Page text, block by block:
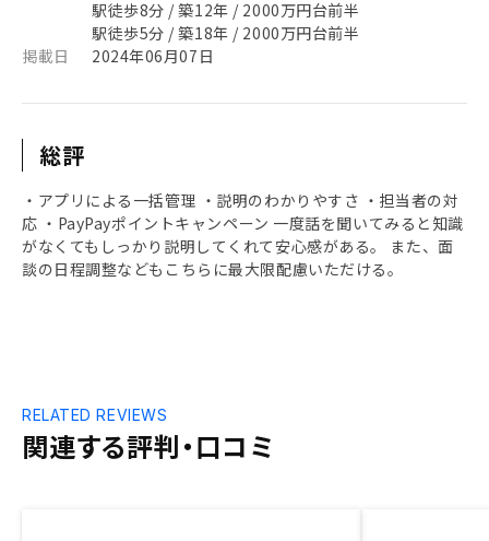
駅徒歩8分 / 築12年 / 2000万円台前半
駅徒歩5分 / 築18年 / 2000万円台前半
掲載日
2024年06月07日
総評
・アプリによる一括管理 ・説明のわかりやすさ ・担当者の対
応 ・PayPayポイントキャンペーン 一度話を聞いてみると知識
がなくてもしっかり説明してくれて安心感がある。 また、面
談の日程調整などもこちらに最大限配慮いただける。
関連する評判・口コミ
RELATED REVIEWS